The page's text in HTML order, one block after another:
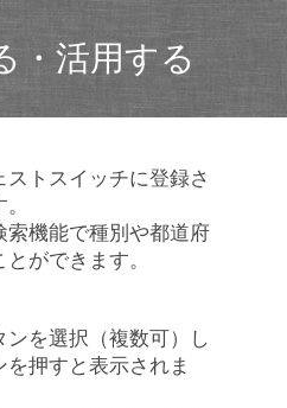
・活用する
ストスイッチに登録さ
索機能で種別や都道府
ができます。
を選択（複数可）し
押すと表示されま